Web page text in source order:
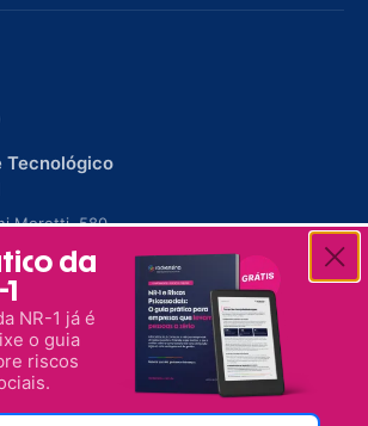
em nossos sites para
experiência melhor,
Política de Privacidade. Ao
você concorda com
Tecnológico
Moretti, 580
- Desenvolvimento Humano. Todos os
da
NR-1 já é
o guia
riscos